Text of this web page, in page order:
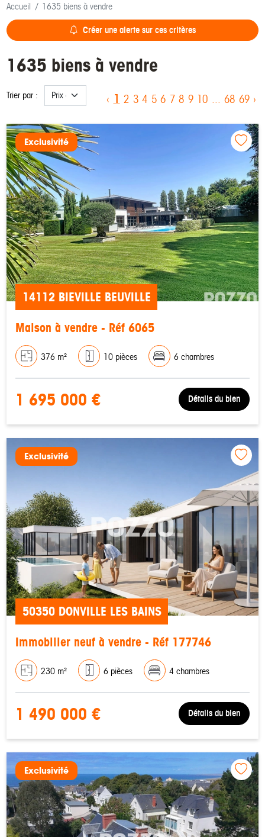
Accueil 1635 biens à vendre
Créer une alerte sur ces critères
1635 biens à vendre
Trier par : ‹ 1 2 3 4 5 6 7 8 9 10 ... 68 69 ›
Exclusivité
14112 BIEVILLE BEUVILLE
Maison à vendre - Réf 6065
376 m² 10 pièces 6 chambres
1 695 000 € Détails du bien
Exclusivité
50350 DONVILLE LES BAINS
Immobilier neuf à vendre - Réf 177746
230 m² 6 pièces 4 chambres
1 490 000 € Détails du bien
Exclusivité